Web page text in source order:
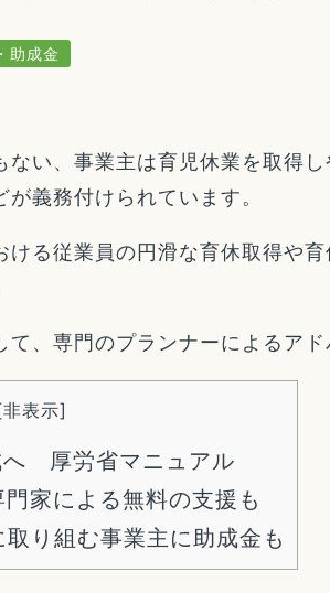
助成金
い、事業主は育児休業を取得
義務付けられています。
ける従業員の円滑な育休取得や
、専門のプランナーによるア
非表示]
へ 厚労省マニュアル
家による無料の支援も
り組む事業主に助成金も